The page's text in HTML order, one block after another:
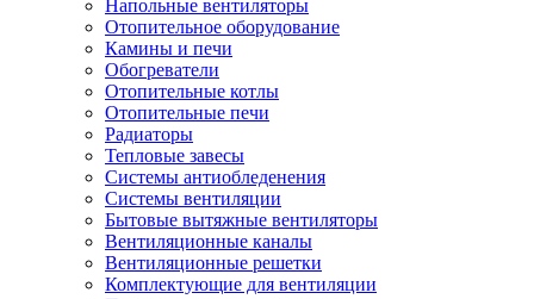
Напольные вентиляторы
Отопительное оборудование
Камины и печи
Обогреватели
Отопительные котлы
Отопительные печи
Радиаторы
Тепловые завесы
Системы антиобледенения
Системы вентиляции
Бытовые вытяжные вентиляторы
Вентиляционные каналы
Вентиляционные решетки
Комплектующие для вентиляции